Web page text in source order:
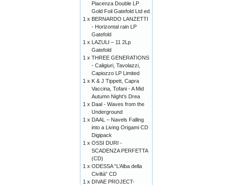
Piacenza Double LP
Gold Foil Gatefold Ltd ed
1 x BERNARDO LANZETTI
- Horizontal rain LP
Gatefold
1 x LAZULI – 11 2Lp
Gatefold
1 x THREE GENERATIONS
- Caligiuri, Tavolazzi,
Capiozzo LP Limited
1 x K & J Tippett, Capra
Vaccina, Tofani - A Mid
Autumn Night’s Drea
1 x Daal - Waves from the
Underground
1 x DAAL – Navels Falling
into a Living Origami CD
Digipack
1 x OSSI DURI -
SCADENZA PERFETTA
(CD)
1 x ODESSA “L’Alba della
Civiltà” CD
1 x DIVAE PROJECT-